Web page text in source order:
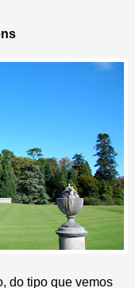
do tipo que vemos